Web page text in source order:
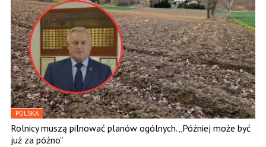
POLSKA
Rolnicy muszą pilnować planów ogólnych. „Później może być
już za późno”